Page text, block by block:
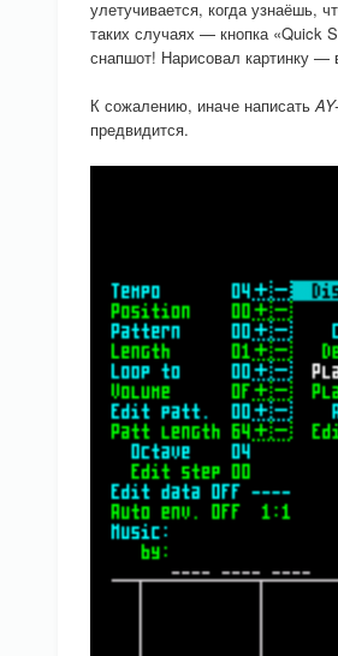
улетучивается, когда узнаёшь,
таких случаях — кнопка «Quick
снапшот! Нарисовал картинку
К сожалению, иначе написать
предвидится.